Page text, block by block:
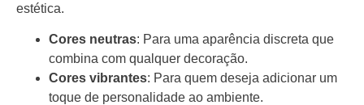
estética.
Cores neutras: Para uma aparência discreta que
combina com qualquer decoração.
Cores vibrantes: Para quem deseja adicionar um
toque de personalidade ao ambiente.